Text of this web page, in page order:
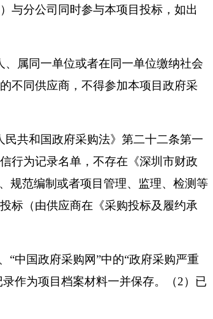
与分公司同时参与本项目投标，如出
属同一单位或者在同一单位缴纳社会
不同供应商，不得参加本项目政府采
共和国政府采购法》第二十二条第一
行为记录名单，不存在《深圳市财政
规范编制或者项目管理、监理、检测等
标（由供应商在《采购投标及履约承
“中国政府采购网”中的“政府采购严重
作为项目档案材料一并保存。（2）已